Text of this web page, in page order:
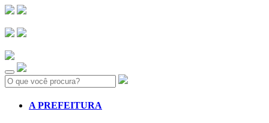
Search:
A PREFEITURA